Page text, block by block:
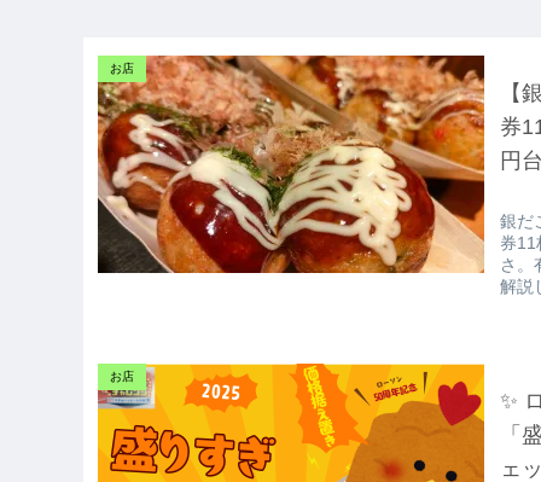
お店
【
券
円
銀だ
券11
さ。
解説
お店
✨
「
ェ